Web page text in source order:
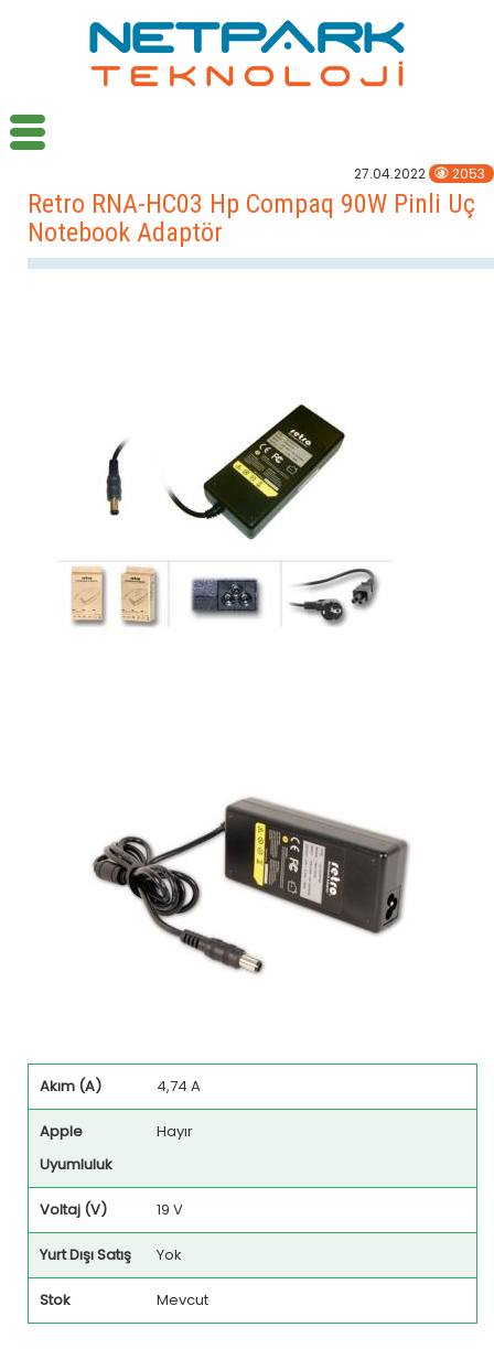
27.04.2022 2053
Retro RNA-HC03 Hp Compaq 90W Pinli Uç
Notebook Adaptör
Akım (A) 4,74 A
Apple
Uyumluluk
Hayır
Voltaj (V) 19 V
Yurt Dışı Satış Yok
Stok Mevcut